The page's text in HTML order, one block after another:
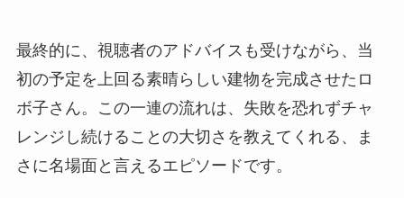
最終的に、視聴者のアドバイスも受けながら、当
初の予定を上回る素晴らしい建物を完成させたロ
ボ子さん。この一連の流れは、失敗を恐れずチャ
レンジし続けることの大切さを教えてくれる、ま
さに名場面と言えるエピソードです。